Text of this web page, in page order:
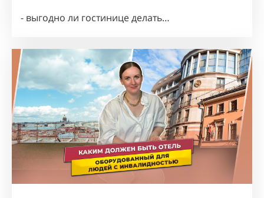
- выгодно ли гостинице делать…